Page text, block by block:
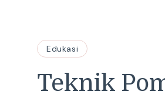
Edukasi
Teknik